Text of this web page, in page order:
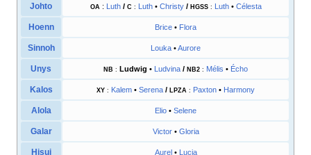
Johto OA : Luth / C : Luth• Christy / HGSS : Luth• Célesta
Hoenn Brice • Flora
Sinnoh Louka •Aurore
Unys NB : Ludwig • Ludvina / NB2 : Mélis • Écho
Kalos XY : Kalem • Serena / LPZA : Paxton • Harmony
Alola Elio • Selene
Galar Victor• Gloria
Hisui Aurel• Lucia